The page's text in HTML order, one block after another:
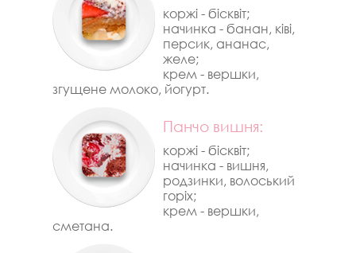
коржі - бісквіт;
начинка - банан, ківі,
персик, ананас,
желе;
крем - вершки,
згущене молоко, йогурт.
Панчо вишня:
коржі - бісквіт;
начинка - вишня,
родзинки, волоський
горіх;
крем - вершки,
сметана.